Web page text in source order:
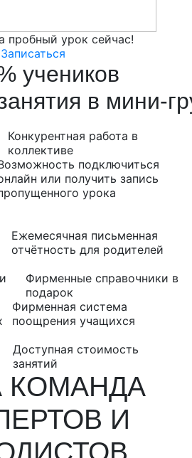
пробный урок сейчас!
Записаться
учеников
в мини-
Конкурентная работа в
коллективе
подключиться
или получить запись
урока
Ежемесячная письменная
отчётность для родителей
Фирменные справочники в
подарок
Фирменная система
поощрения учащихся
Доступная стоимость
занятий
КОМАНДА
И